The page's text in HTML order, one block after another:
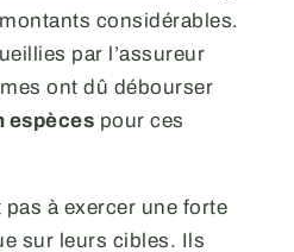
considérables.
par l’assureur
ont dû débourser
espèces pour ces
pas à exercer une forte
sur leurs cibles. Ils